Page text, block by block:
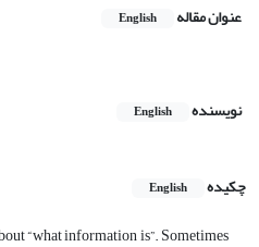
عنوان مقاله English
نویسنده English
چکیده
English
“what information is”. Sometimes